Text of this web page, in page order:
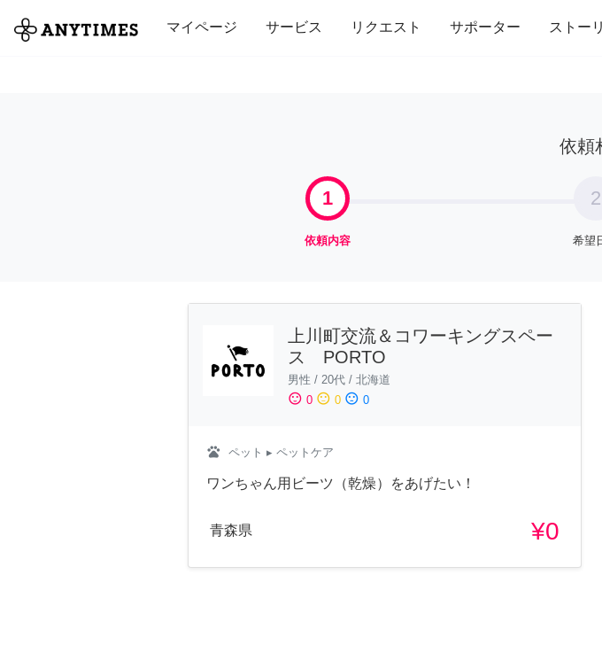
マイページ サービス リクエスト サポーター ストー
全て 修理・組立 家事 引っ越し インテリア 趣味・習い事
依頼
1
依頼内容
2
希望
上川町交流＆コワーキングスペー
ス PORTO
男性 / 20代 / 北海道
sentiment_satisfied 0 sentiment_neutral 0 sentiment_dissatisfied 0
pets ペット ▸ ペットケア
ワンちゃん用ビーツ（乾燥）をあげたい！
青森県 ¥0